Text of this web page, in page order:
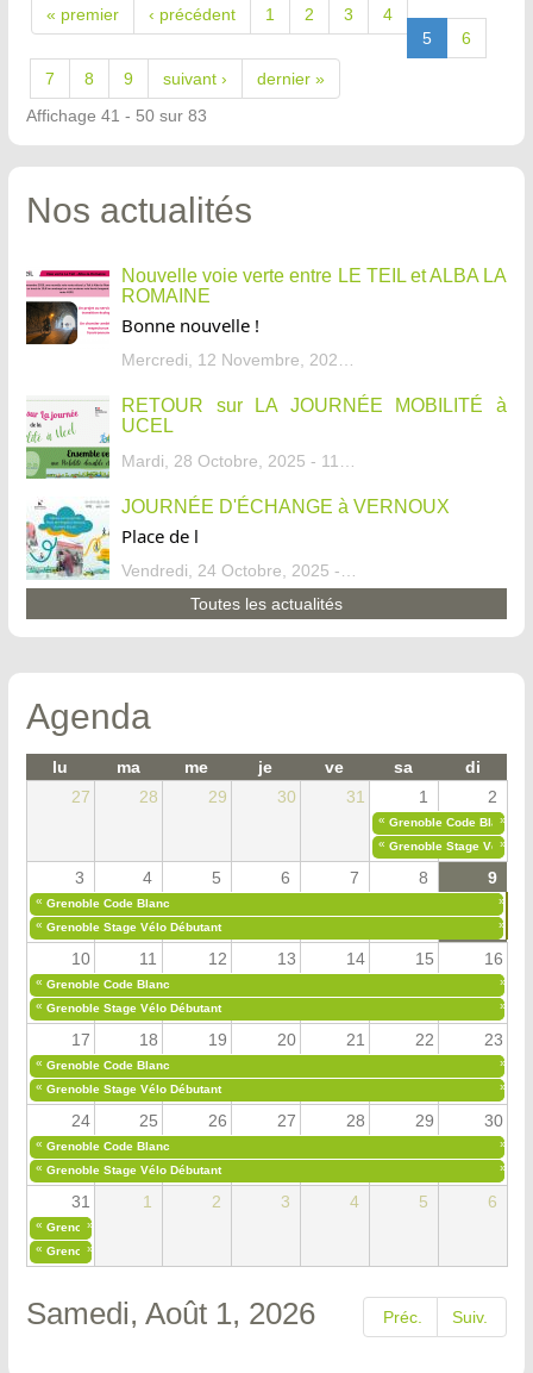
« premier ‹ précédent 1 2 3
4
5
6
7 8 9 suivant ›
dernier »
Affichage 41 - 50 sur 83
Nos actualités
Nouvelle voie verte entre LE TEIL et ALBA LA
ROMAINE
Bonne nouvelle !
Mercredi, 12 Novembre, 2025 - 13:34
RETOUR sur LA JOURNÉE MOBILITÉ à
UCEL
Mardi, 28 Octobre, 2025 - 11:46
JOURNÉE D'ÉCHANGE à VERNOUX
Place de l
Vendredi, 24 Octobre, 2025 - 13:07
Toutes les actualités
Agenda
lu ma me je ve sa
di
27
28 29 30 31 1 2
« Grenoble Code Blanc
»
« Grenoble Stage Vélo
»
3 4 5 6 7 8 9
« Grenoble Code Blanc
»
« Grenoble Stage Vélo Débutant »
10 11 12 13 14 15 16
« Grenoble Code Blanc
»
« Grenoble Stage Vélo Débutant »
17 18 19 20 21 22 23
« Grenoble Code Blanc
»
« Grenoble Stage Vélo Débutant »
24 25 26 27 28 29 30
« Grenoble Code Blanc
»
« Grenoble Stage Vélo Débutant »
31 1 2 3 4 5 6
« Grenoble Code Blanc
»
« Grenoble Stage Vélo Débutant
»
Préc. Suiv.
Samedi, Août 1, 2026